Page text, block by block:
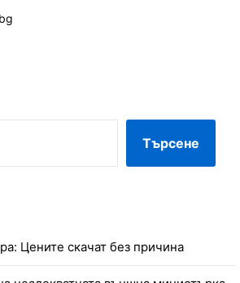
Търсене
Цените скачат без причина